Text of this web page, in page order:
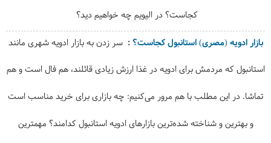
کجاست؟ در الیویم چه خواهیم دید؟
بازار ادویه (مصری) استانبول کجاست؟ سر زدن به بازار ادویه شهری مانند
استانبول که مردمش برای ادویه در غذا ارزش زیادی قائلند، هم فال است و هم
تماشا. در این مطلب با هم مرور می‌کنیم: چه بازاری برای خرید مناسب است
و بهترین و شناخته شده‌ترین بازارهای ادویه استانبول کدامند؟ مهمترین